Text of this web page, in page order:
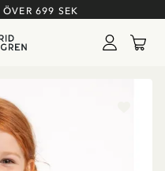
699 SEK